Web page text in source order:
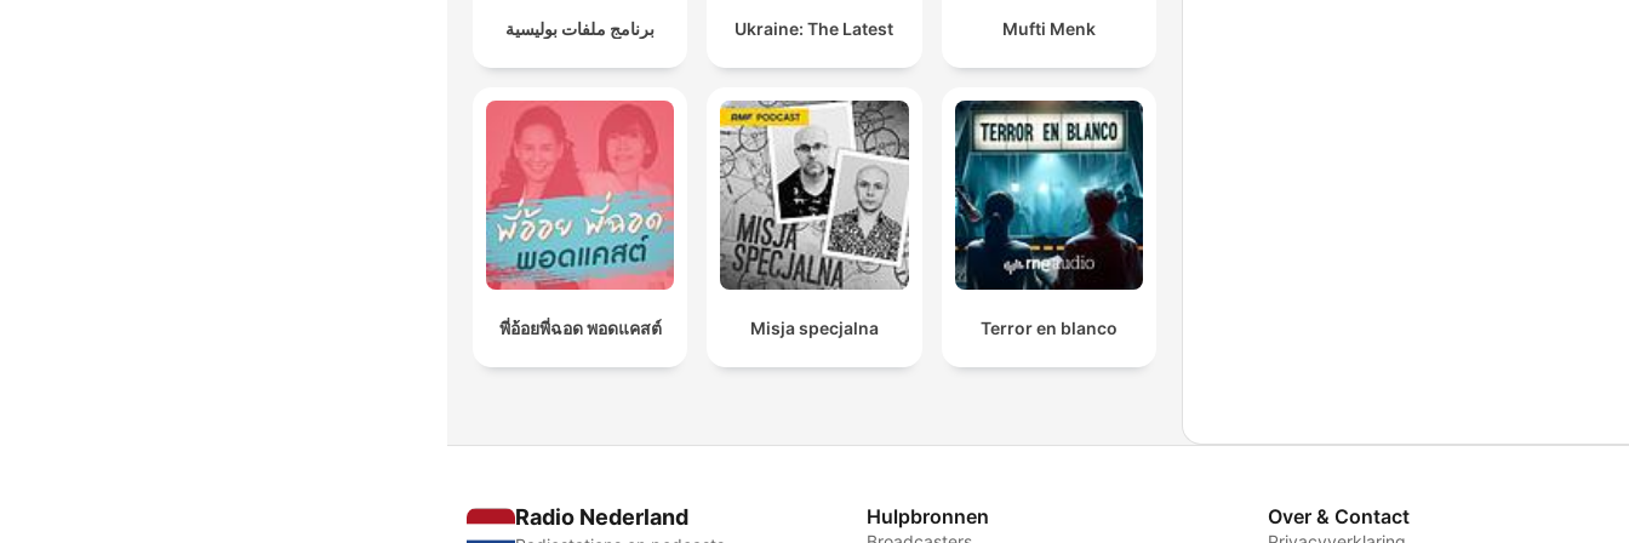
برنامج ملفات بوليسية Ukraine: The Latest Mufti Menk
พี่อ้อยพี่ฉอด พอดแคสต์ Misja specjalna Terror en blanco
Radio Nederland Hulpbronnen Over & Contact